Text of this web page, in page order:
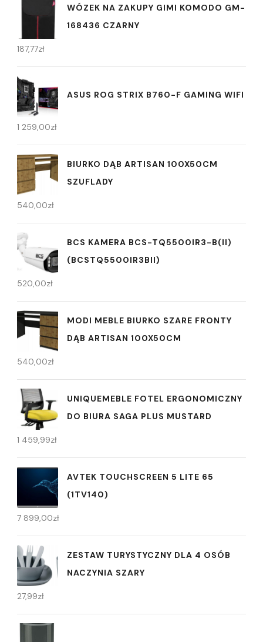
WÓZEK NA ZAKUPY GIMI KOMODO GM-
168436 CZARNY
187,77zł
ASUS ROG STRIX B760-F GAMING WIFI
1 259,00zł
BIURKO DĄB ARTISAN 100X50CM
SZUFLADY
540,00zł
BCS KAMERA BCS-TQ5500IR3-B(II)
(BCSTQ5500IR3BII)
520,00zł
MODI MEBLE BIURKO SZARE FRONTY
DĄB ARTISAN 100X50CM
540,00zł
UNIQUEMEBLE FOTEL ERGONOMICZNY
DO BIURA SAGA PLUS MUSTARD
1 459,99zł
AVTEK TOUCHSCREEN 5 LITE 65
(1TV140)
7 899,00zł
ZESTAW TURYSTYCZNY DLA 4 OSÓB
NACZYNIA SZARY
27,99zł